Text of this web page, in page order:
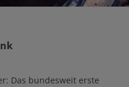
Das bundesweit erste